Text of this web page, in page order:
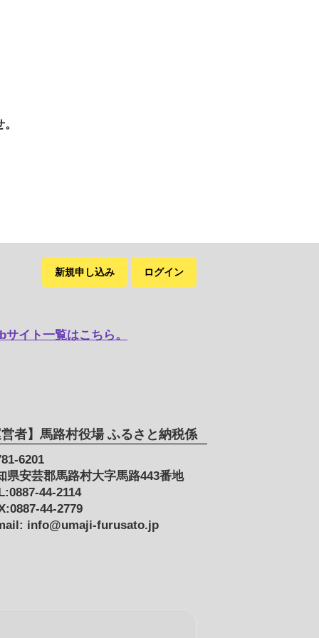
新規申し込み ログイン
イト一覧はこちら。
営者】馬路村役場 ふるさと納税係
6201
県安芸郡馬路村大字馬路443番地
44-2114
44-2779
info@umaji-furusato.jp